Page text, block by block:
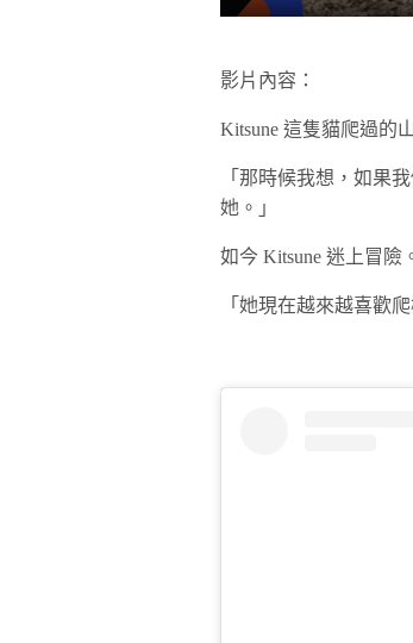
Play
影片內容：
Kitsune 這隻貓爬過的
「那時候我想，如果
她。」
如今 Kitsune 迷上冒險
「她現在越來越喜歡